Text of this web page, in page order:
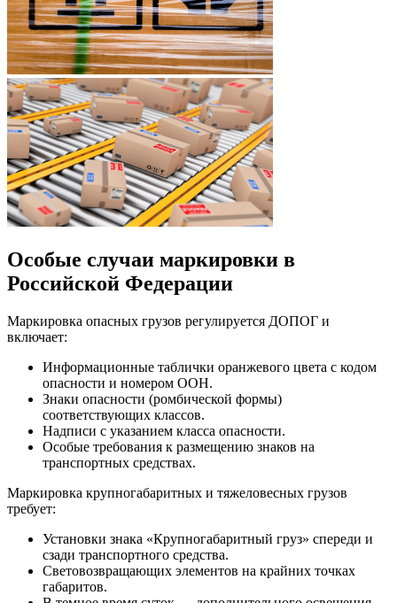
Особые случаи маркировки в
Российской Федерации
Маркировка опасных грузов регулируется ДОПОГ и
включает:
Информационные таблички оранжевого цвета с кодом
опасности и номером ООН.
Знаки опасности (ромбической формы)
соответствующих классов.
Надписи с указанием класса опасности.
Особые требования к размещению знаков на
транспортных средствах.
Маркировка крупногабаритных и тяжеловесных грузов
требует:
Установки знака «Крупногабаритный груз» спереди и
сзади транспортного средства.
Световозвращающих элементов на крайних точках
габаритов.